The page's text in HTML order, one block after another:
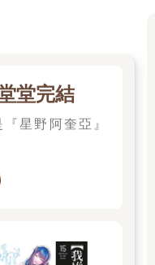
堂完結
星野阿奎亞』